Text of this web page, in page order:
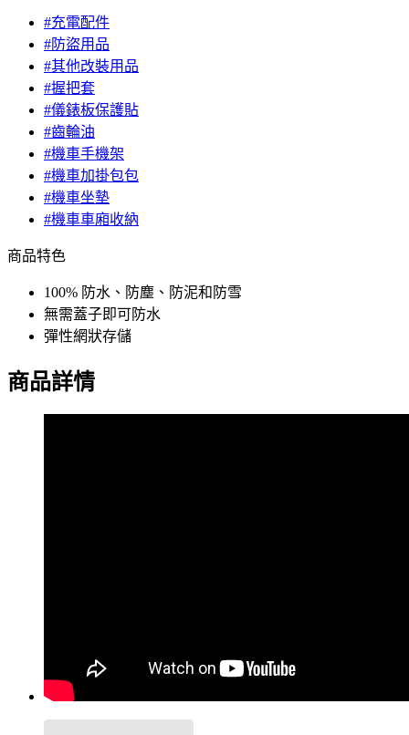
#充電配件
#防盜用品
#其他改裝用品
#握把套
#儀錶板保護貼
#齒輪油
#機車手機架
#機車加掛包包
#機車坐墊
#機車車廂收納
商品特色
100% 防水、防塵、防泥和防雪
無需蓋子即可防水
彈性網狀存儲
商品詳情